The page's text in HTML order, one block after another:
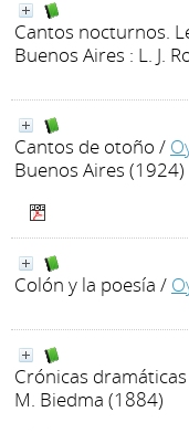
Cantos nocturnos.
Buenos Aires : L. J.
Cantos de otoño /
Buenos Aires (1924)
Colón y la poesía /
Crónicas dramáticas
M. Biedma (1884)